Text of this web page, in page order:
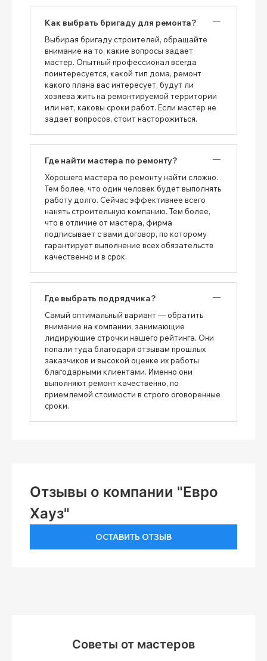
Как выбрать бригаду для ремонта?
Выбирая бригаду строителей, обращайте
внимание на то, какие вопросы задает
мастер. Опытный профессионал всегда
поинтересуется, какой тип дома, ремонт
какого плана вас интересует, будут ли
хозяева жить на ремонтируемой территории
или нет, каковы сроки работ. Если мастер не
задает вопросов, стоит насторожиться.
Где найти мастера по ремонту?
Хорошего мастера по ремонту найти сложно.
Тем более, что один человек будет выполнять
работу долго. Сейчас эффективнее всего
нанять строительную компанию. Тем более,
что в отличие от мастера, фирма
подписывает с вами договор, по которому
гарантирует выполнение всех обязательств
качественно и в срок.
Где выбрать подрядчика?
Самый оптимальный вариант — обратить
внимание на компании, занимающие
лидирующие строчки нашего рейтинга. Они
попали туда благодаря отзывам прошлых
заказчиков и высокой оценке их работы
благодарными клиентами. Именно они
выполняют ремонт качественно, по
приемлемой стоимости в строго оговоренные
сроки.
Отзывы о компании "Евро
Хауз"
ОСТАВИТЬ ОТЗЫВ
Советы от мастеров